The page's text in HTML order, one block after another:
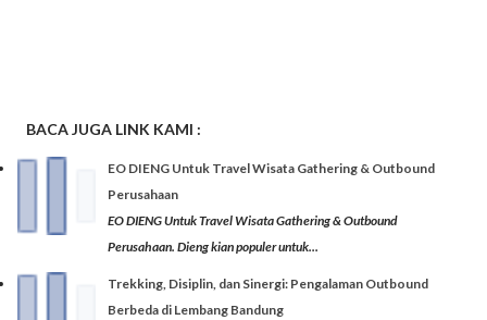
BACA JUGA LINK KAMI :
EO DIENG Untuk Travel Wisata Gathering & Outbound
Perusahaan
EO DIENG Untuk Travel Wisata Gathering & Outbound
Perusahaan. Dieng kian populer untuk...
Trekking, Disiplin, dan Sinergi: Pengalaman Outbound
Berbeda di Lembang Bandung